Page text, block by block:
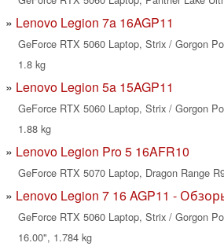
Lenovo Legion 7a 16AGP11
GeForce RTX 5060 Laptop, Strix / Gorgon
1.8 kg
Lenovo Legion 5a 15AGP11
GeForce RTX 5060 Laptop, Strix / Gorgon
1.88 kg
Lenovo Legion Pro 5 16AFR10
GeForce RTX 5070 Laptop, Dragon Range
Lenovo Legion 7 16 AGP11 -
GeForce RTX 5060 Laptop, Strix / Gorgon
16.00", 1.784 kg